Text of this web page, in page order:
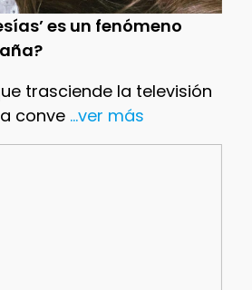
es un fenómeno
trasciende la televisión
conve...ver más